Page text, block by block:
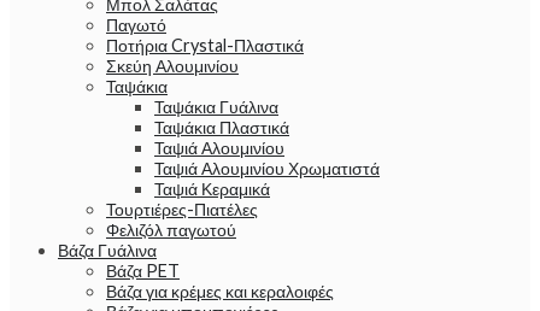
Μπολ Σαλάτας
Παγωτό
Ποτήρια Crystal-Πλαστικά
Σκεύη Αλουμινίου
Ταψάκια
Ταψάκια Γυάλινα
Ταψάκια Πλαστικά
Ταψιά Αλουμινίου
Ταψιά Αλουμινίου Χρωματιστά
Ταψιά Κεραμικά
Τουρτιέρες-Πιατέλες
Φελιζόλ παγωτού
Βάζα Γυάλινα
Βάζα PET
Βάζα για κρέμες και κεραλοιφές